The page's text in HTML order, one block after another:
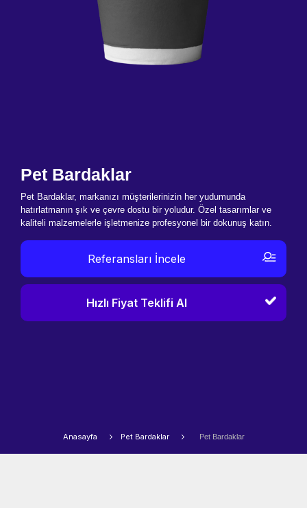
Anasayfa Pet Bardaklar Pet Bardaklar
Pet Bardaklar
Pet Bardaklar, markanızı müşterilerinizin her yudumunda
hatırlatmanın şık ve çevre dostu bir yoludur. Özel tasarımlar ve
kaliteli malzemelerle işletmenize profesyonel bir dokunuş katın.
Referansları İncele
Hızlı Fiyat Teklifi Al